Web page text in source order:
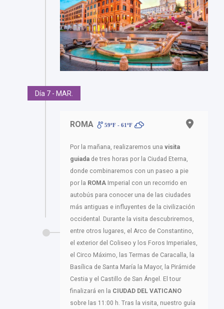
Día 7 - MAR.
ROMA 59ºF - 61ºF
Por la mañana, realizaremos una visita
guiada de tres horas por la Ciudad Eterna,
donde combinaremos con un paseo a pie
por la ROMA Imperial con un recorrido en
autobús para conocer una de las ciudades
más antiguas e influyentes de la civilización
occidental. Durante la visita descubriremos,
entre otros lugares, el Arco de Constantino,
el exterior del Coliseo y los Foros Imperiales,
el Circo Máximo, las Termas de Caracalla, la
Basílica de Santa María la Mayor, la Pirámide
Cestia y el Castillo de San Ángel. El tour
finalizará en la CIUDAD DEL VATICANO
sobre las 11:00 h. Tras la visita, nuestro guía